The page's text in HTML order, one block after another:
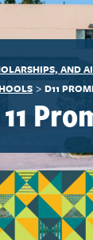
AND
> D11